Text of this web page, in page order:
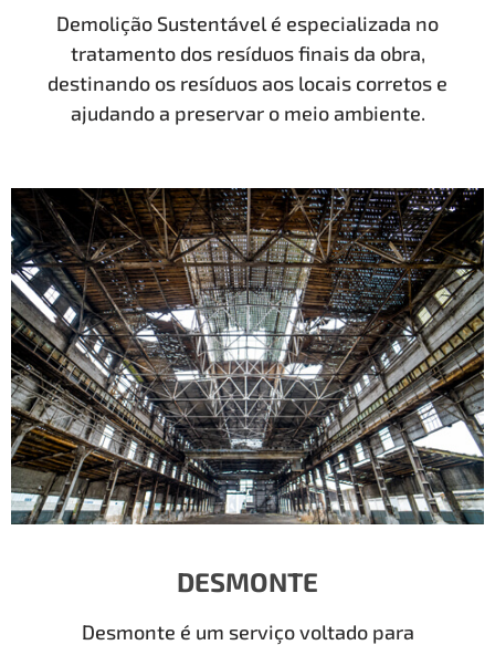
Demolição Sustentável é especializada no
tratamento dos resíduos finais da obra,
destinando os resíduos aos locais corretos e
ajudando a preservar o meio ambiente.
DESMONTE
Desmonte é um serviço voltado para